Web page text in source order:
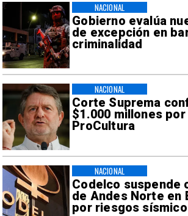
Gobierno evalúa
de excepción en
criminalidad
NACIONAL
Corte Suprema
$1.000 millones por
ProCultura
NACIONAL
Codelco suspende
de Andes Norte en
por riesgos
NACIONAL